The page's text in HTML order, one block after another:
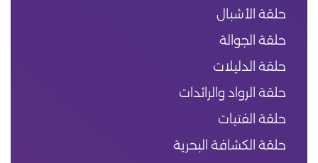
حلقة الأشبال
حلقة الجوالة
حلقة الدليلات
حلقة الرواد والرائدات
حلقة الفتيات
حلقة الكشافة البحرية